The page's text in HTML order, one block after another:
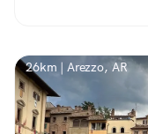
26km | Arezzo, AR